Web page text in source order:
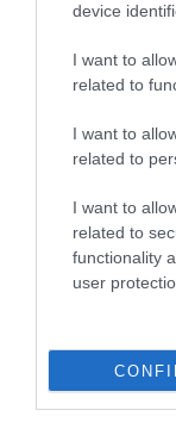
device
I want to
related to
I want to
related to
I want to
related to
functionality
user
HŐKUPOLA
FELETT: MI EZ A
ALATTA A
2026-08-03